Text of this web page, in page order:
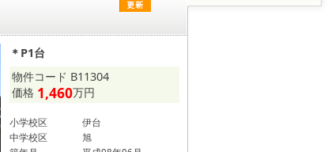
＊P1台
物件コード B11304
価格 1,460万円
小学校区
伊台
中学校区
旭